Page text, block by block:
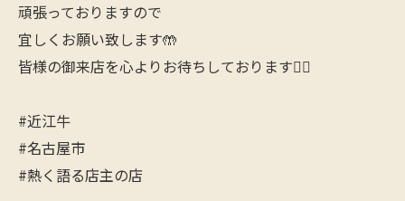
頑張っておりますので
宜しくお願い致します🤲
皆様の御来店を心よりお待ちしております🙇‍♂️
#近江牛
#名古屋市
#熱く語る店主の店